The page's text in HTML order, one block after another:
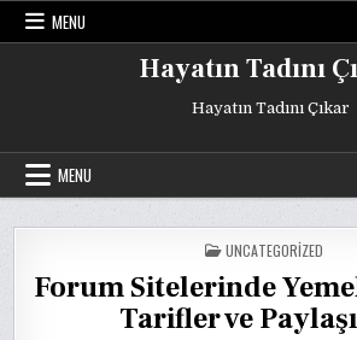
Skip
MENU
Hayatın Tadını
Hayatın Tadını Çıkar
MENU
POSTED
IN
UNCATEGORIZED
Forum Sitelerinde
Tarifler ve